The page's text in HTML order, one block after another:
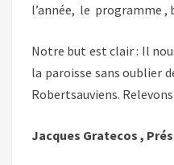
l’année, le programme ,
Notre but est clair : Il
la paroisse sans oublier
Robertsauviens.
Jacques Gratecos ,